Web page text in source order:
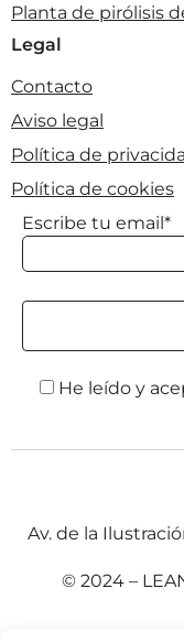
Planta de pirólisis
Legal
Contacto
Aviso legal
Política de
Política de cookies
Escribe tu email*
He leído y
Av. de la
© 2024 –